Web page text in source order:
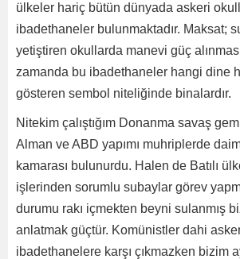
ülkeler hariç bütün dünyada askeri
ibadethaneler bulunmaktadır. Maksat;
yetiştiren okullarda manevi güç
zamanda bu ibadethaneler hangi dine
gösteren sembol niteliğinde binalardır.
Nitekim çalıştığım Donanma savaş
Alman ve ABD yapımı muhriplerde
kamarası bulunurdu. Halen de Batılı
işlerinden sorumlu subaylar görev
durumu rakı içmekten beyni sulanmış
anlatmak güçtür. Komünistler dahi
ibadethanelere karşı çıkmazken bizim